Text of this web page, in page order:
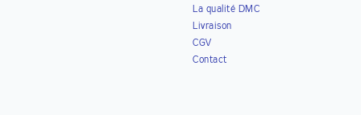
La qualité DMC
Livraison
CGV
Contact